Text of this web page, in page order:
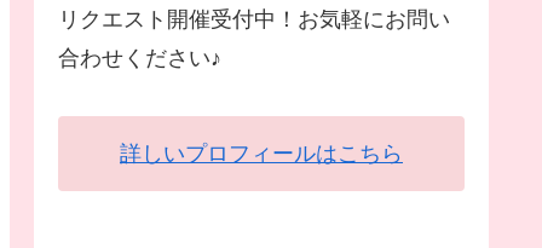
リクエスト開催受付中！お気軽にお問い
合わせください♪
詳しいプロフィールはこちら